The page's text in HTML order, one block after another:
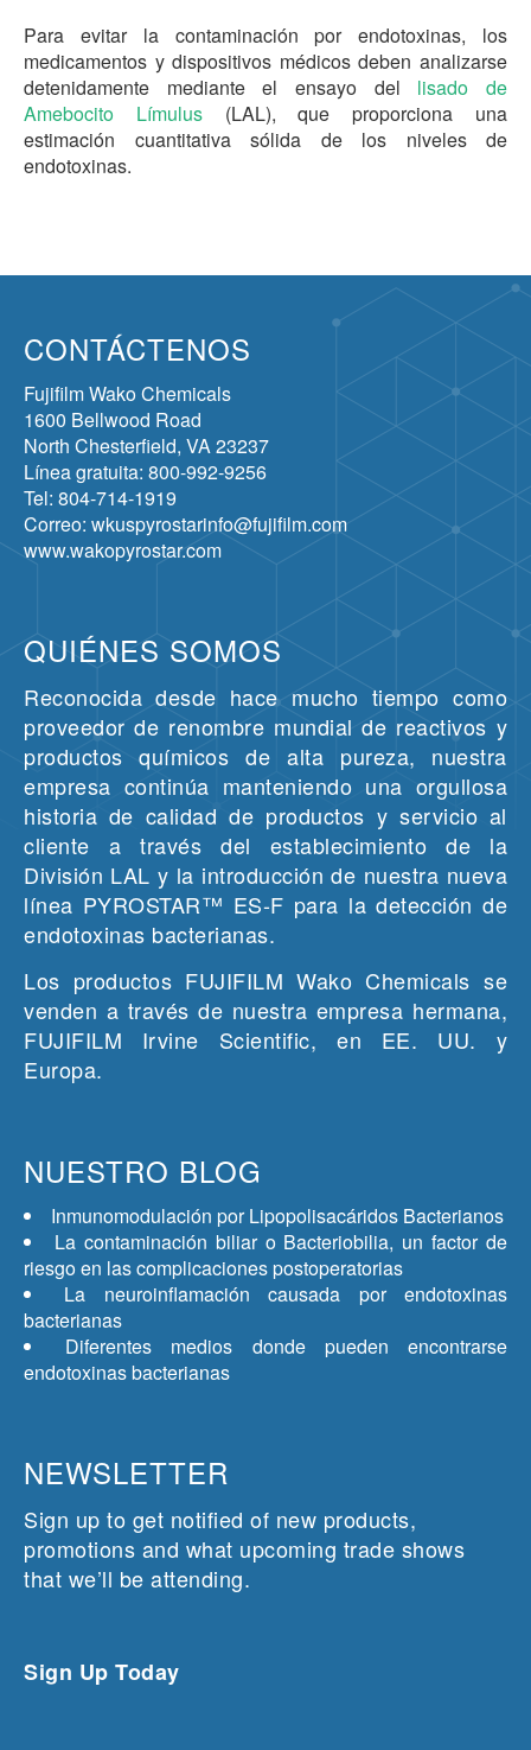
Para evitar la contaminación por endotoxinas, los
medicamentos y dispositivos médicos deben analizarse
detenidamente mediante el ensayo del lisado de
Amebocito Límulus(LAL), que proporciona una
estimación cuantitativa sólida de los niveles de
endotoxinas.
CONTÁCTENOS
Fujifilm Wako Chemicals
1600 Bellwood Road
North Chesterfield, VA 23237
Línea gratuita: 800-992-9256
Tel: 804-714-1919
Correo: wkuspyrostarinfo@fujifilm.com
www.wakopyrostar.com
QUIÉNES SOMOS
Reconocida desde hace mucho tiempo como
proveedor de renombre mundial de reactivos y
productos químicos de alta pureza, nuestra
empresa continúa manteniendo una orgullosa
historia de calidad de productos y servicio al
cliente a través del establecimiento de la
División LAL y la introducción de nuestra nueva
línea PYROSTAR™ ES-F para la detección de
endotoxinas bacterianas.
Los productos FUJIFILM Wako Chemicals se
venden a través de nuestra empresa hermana,
FUJIFILM Irvine Scientific, en EE. UU. y
Europa.
NUESTRO BLOG
Inmunomodulación por Lipopolisacáridos Bacterianos
La contaminación biliar o Bacteriobilia, un factor de
riesgo en las complicaciones postoperatorias
La neuroinflamación causada por endotoxinas
bacterianas
Diferentes medios donde pueden encontrarse
endotoxinas bacterianas
NEWSLETTER
Sign up to get notified of new products,
promotions and what upcoming trade shows
that we’ll be attending.
Sign Up Today